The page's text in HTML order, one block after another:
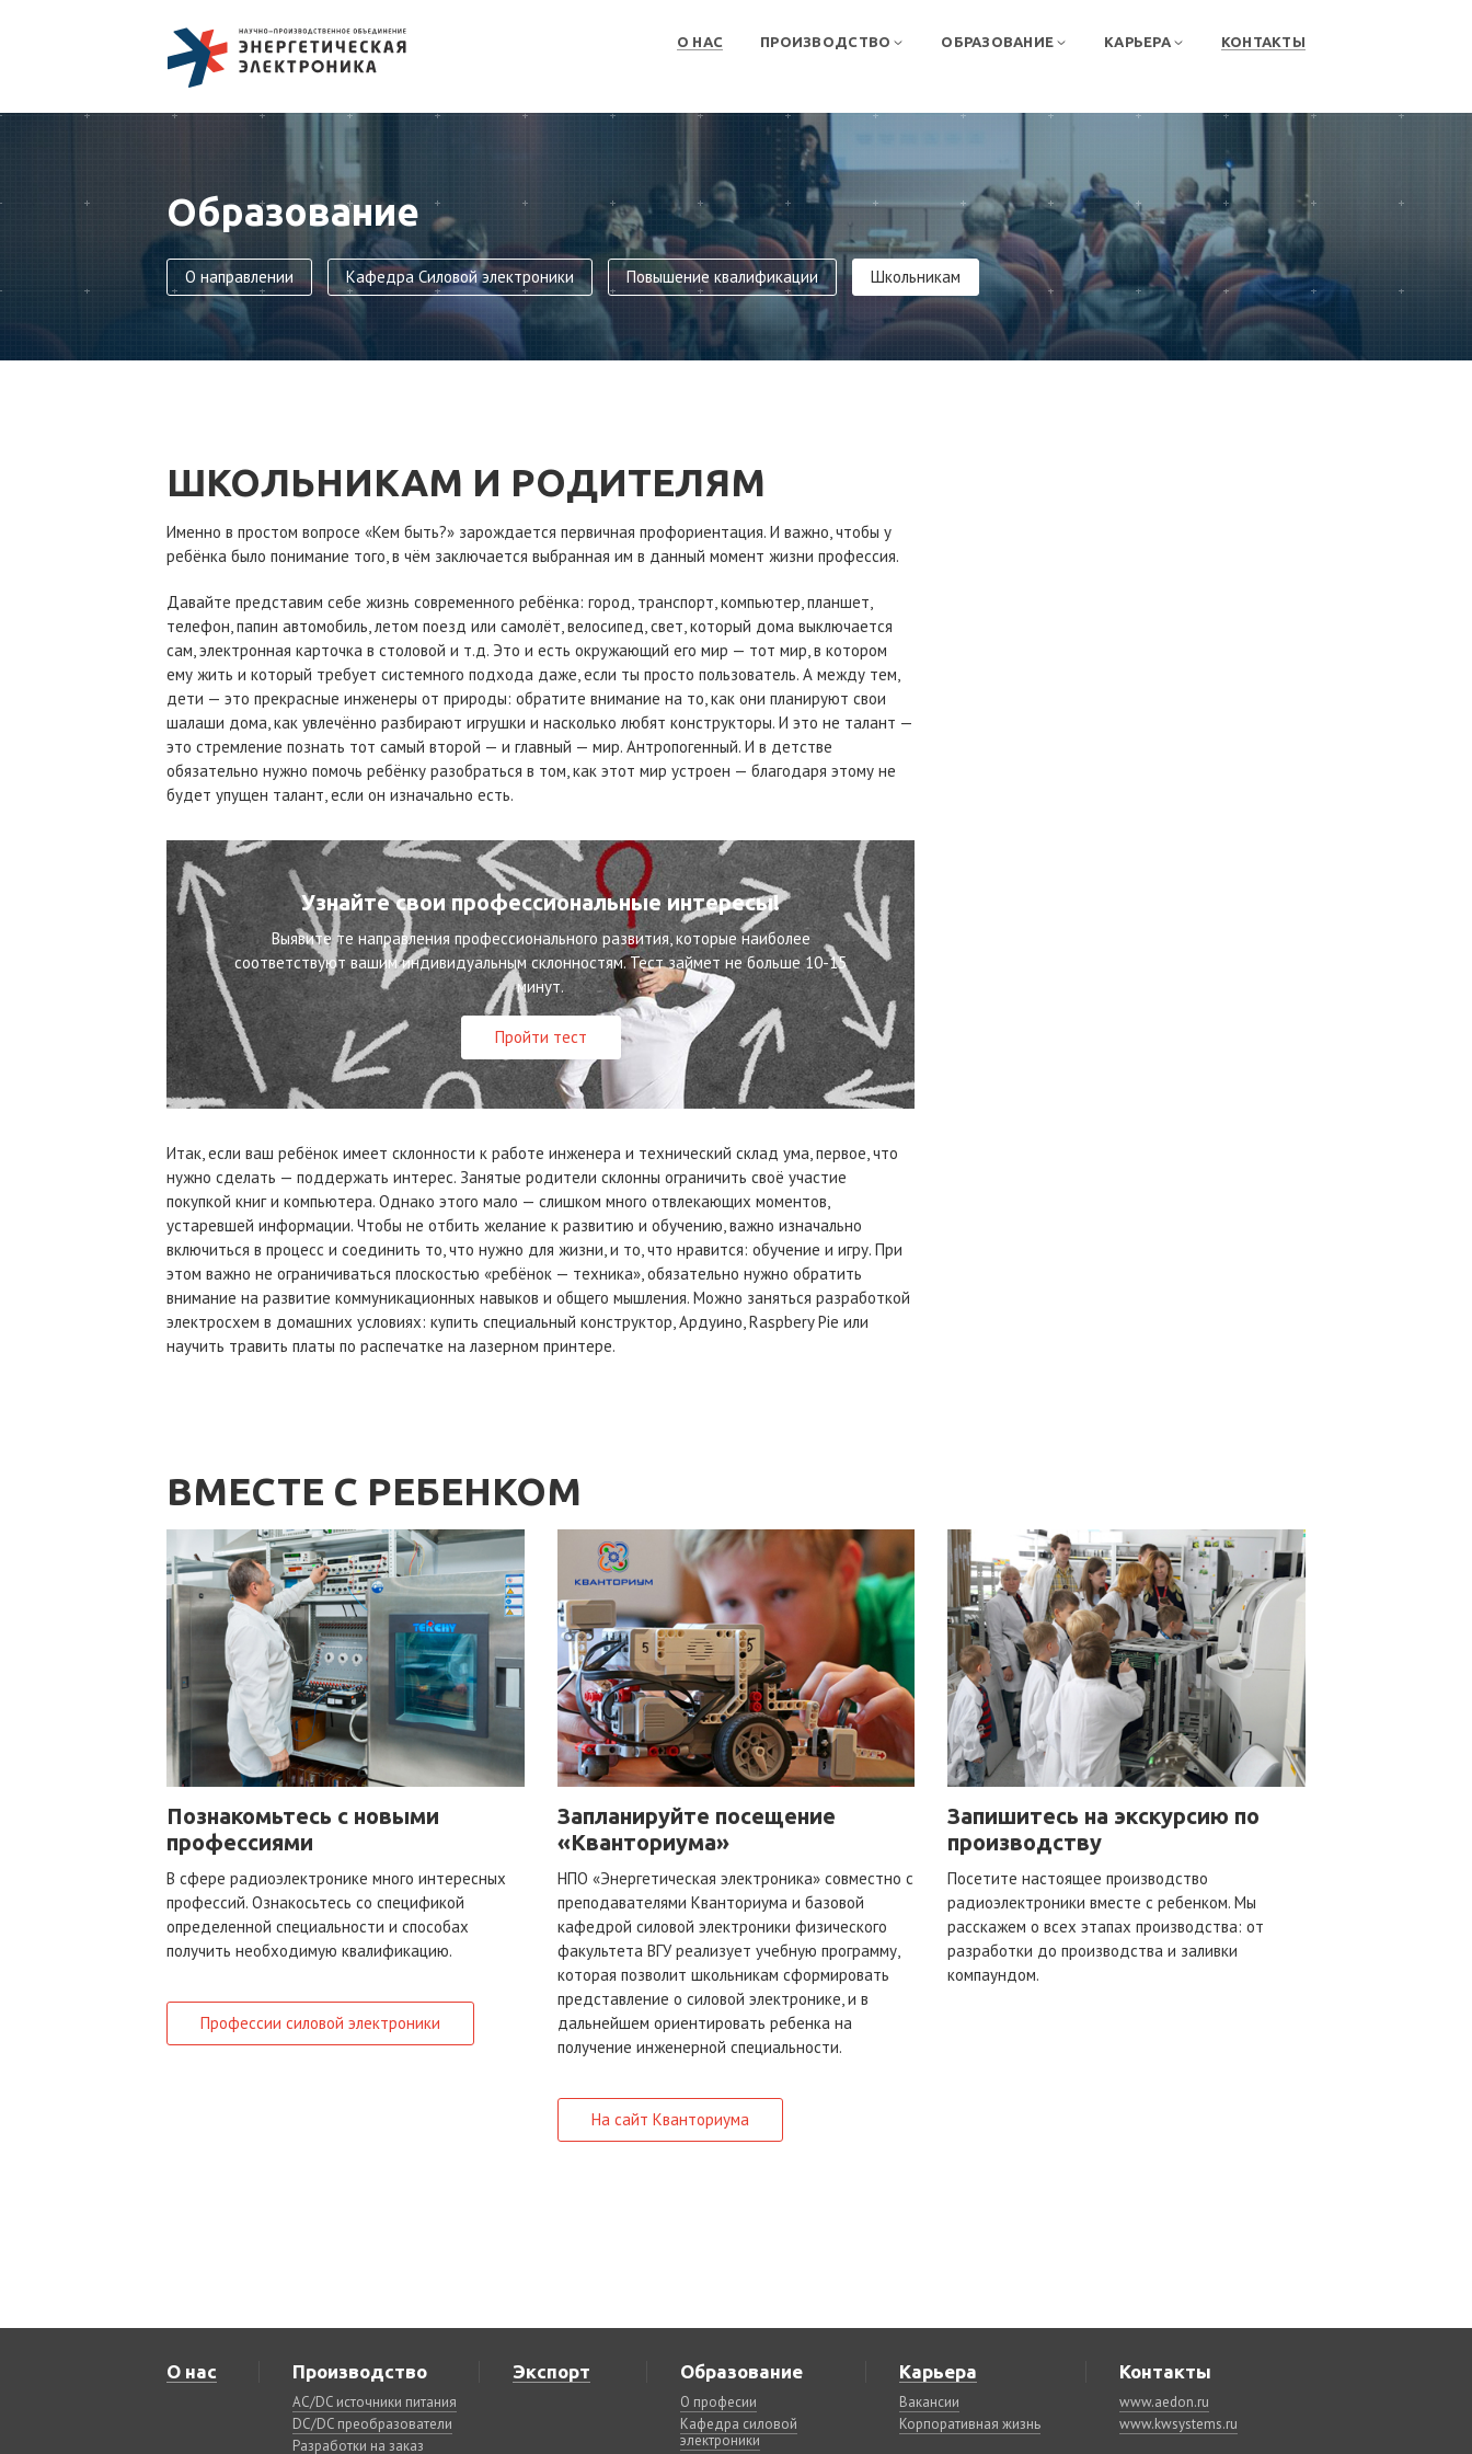
О НАС ПРОИЗВОДСТВО ОБРАЗОВАНИЕ КАРЬЕРА КОНТАКТЫ
Образование
О направлении Кафедра Силовой электроники Повышение квалификации Школьникам
ШКОЛЬНИКАМ И РОДИТЕЛЯМ
Именно в простом вопросе «Кем быть?» зарождается первичная профориентация. И важно, чтобы у
ребёнка было понимание того, в чём заключается выбранная им в данный момент жизни профессия.
Давайте представим себе жизнь современного ребёнка: город, транспорт, компьютер, планшет,
телефон, папин автомобиль, летом поезд или самолёт, велосипед, свет, который дома выключается
сам, электронная карточка в столовой и т.д. Это и есть окружающий его мир — тот мир, в котором
ему жить и который требует системного подхода даже, если ты просто пользователь. А между тем,
дети — это прекрасные инженеры от природы: обратите внимание на то, как они планируют свои
шалаши дома, как увлечённо разбирают игрушки и насколько любят конструкторы. И это не талант —
это стремление познать тот самый второй — и главный — мир. Антропогенный. И в детстве
обязательно нужно помочь ребёнку разобраться в том, как этот мир устроен — благодаря этому не
будет упущен талант, если он изначально есть.
Узнайте свои профессиональные интересы!
Выявите те направления профессионального развития, которые наиболее
соответствуют вашим индивидуальным склонностям. Тест займет не больше 10-15
минут.
Пройти тест
Итак, если ваш ребёнок имеет склонности к работе инженера и технический склад ума, первое, что
нужно сделать — поддержать интерес. Занятые родители склонны ограничить своё участие
покупкой книг и компьютера. Однако этого мало — слишком много отвлекающих моментов,
устаревшей информации. Чтобы не отбить желание к развитию и обучению, важно изначально
включиться в процесс и соединить то, что нужно для жизни, и то, что нравится: обучение и игру. При
этом важно не ограничиваться плоскостью «ребёнок — техника», обязательно нужно обратить
внимание на развитие коммуникационных навыков и общего мышления. Можно заняться разработкой
электросхем в домашних условиях: купить специальный конструктор, Ардуино, Raspbery Pie или
научить травить платы по распечатке на лазерном принтере.
ВМЕСТЕ С РЕБЕНКОМ
Познакомьтесь с новыми
профессиями
В сфере радиоэлектронике много интересных
профессий. Ознакосьтесь со спецификой
определенной специальности и способах
получить необходимую квалификацию.
Профессии силовой электроники
Запланируйте посещение
«Кванториума»
НПО «Энергетическая электроника» совместно с
преподавателями Кванториума и базовой
кафедрой силовой электроники физического
факультета ВГУ реализует учебную программу,
которая позволит школьникам сформировать
представление о силовой электронике, и в
дальнейшем ориентировать ребенка на
получение инженерной специальности.
На сайт Кванториума
Запишитесь на экскурсию по
производству
Посетите настоящее производство
радиоэлектроники вместе с ребенком. Мы
расскажем о всех этапах производства: от
разработки до производства и заливки
компаундом.
О нас Производство
AC/DC источники питания
DC/DC преобразователи
Разработки на заказ
Экспорт Образование
О професии
Кафедра силовой
электроники
Карьера
Вакансии
Корпоративная жизнь
Контакты
www.aedon.ru
www.kwsystems.ru